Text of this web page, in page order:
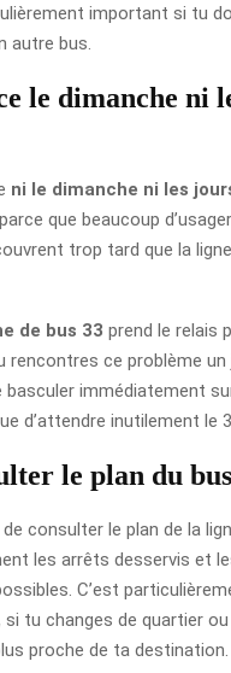
important si tu
autre bus.
le dimanche ni
ni le dimanche ni les
que beaucoup
trop tard que la
de bus 33 prend le relais
rencontres ce problème
basculer immédiatement
d’attendre inutilement le
le plan du
consulter le plan de la
les arrêts desservis et
C’est
tu changes de quartier
proche de ta destination.